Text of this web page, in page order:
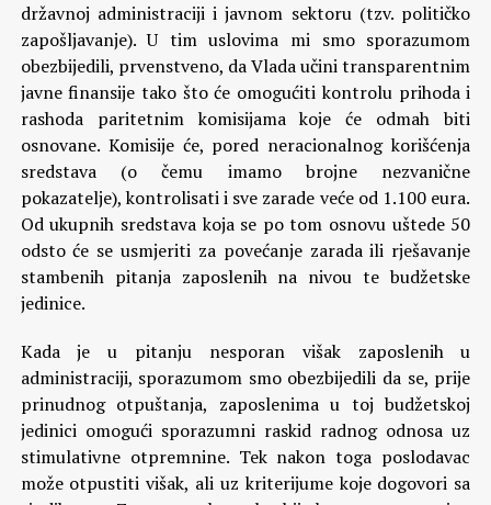
državnoj administraciji i javnom sektoru (tzv. političko
zapošljavanje). U tim uslovima mi smo sporazumom
obezbijedili, prvenstveno, da Vlada učini transparentnim
javne finansije tako što će omogućiti kontrolu prihoda i
rashoda paritetnim komisijama koje će odmah biti
osnovane. Komisije će, pored neracionalnog korišćenja
sredstava (o čemu imamo brojne nezvanične
pokazatelje), kontrolisati i sve zarade veće od 1.100 eura.
Od ukupnih sredstava koja se po tom osnovu uštede 50
odsto će se usmjeriti za povećanje zarada ili rješavanje
stambenih pitanja zaposlenih na nivou te budžetske
jedinice.
Kada je u pitanju nesporan višak zaposlenih u
administraciji, sporazumom smo obezbijedili da se, prije
prinudnog otpuštanja, zaposlenima u toj budžetskoj
jedinici omogući sporazumni raskid radnog odnosa uz
stimulativne otpremnine. Tek nakon toga poslodavac
može otpustiti višak, ali uz kriterijume koje dogovori sa